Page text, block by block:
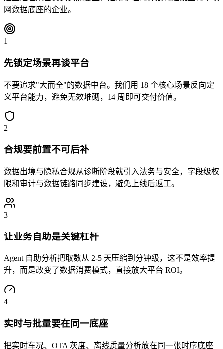
网数据底座的企业。
1
先锁定场景再谈平台
不要追求"大而全"的数据中台。我们用 18 个核心场景反向定
义平台能力，避免无效堆砌，14 周即可交付价值。
2
合规要前置不可后补
数据出境与隐私合规从诊断阶段就引入法务与安全，字段级权
限和审计与数据链路同步建设，避免上线后返工。
3
让业务自助是关键杠杆
Agent 自助分析把取数从 2-5 天压缩到分钟级，这不是效率提
升，而是改变了数据消费模式，直接放大平台 ROI。
4
实时与批量要在同一底座
把实时车况、OTA 灰度、离线质量分析放在同一张时序底座